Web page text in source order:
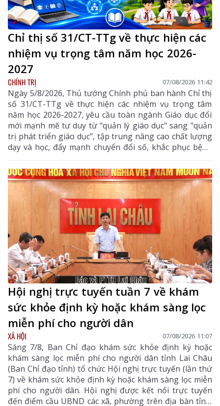
Chỉ thị số 31/CT-TTg về thực hiện các
nhiệm vụ trọng tâm năm học 2026-
2027
CHÍNH TRỊ 07/08/2026 11:42
Ngày 5/8/2026, Thủ tướng Chính phủ ban hành Chỉ thị
số 31/CT-TTg về thực hiện các nhiệm vụ trọng tâm
năm học 2026-2027, yêu cầu toàn ngành Giáo dục đổi
mới mạnh mẽ tư duy từ "quản lý giáo dục" sang "quản
trị phát triển giáo dục", tập trung nâng cao chất lượng
dạy và học, đẩy mạnh chuyển đổi số, khắc phục bệnh
thành tích, bảo đảm đủ giáo viên, trường lớp, cơ sở
vật chất và xây dựng môi trường giáo dục an toàn,
hiện đại, đáp ứng yêu cầu phát triển nguồn nhân lực
chất lượng cao.
Hội nghị trực tuyến tuần 7 về khám
sức khỏe định kỳ hoặc khám sàng lọc
miễn phí cho người dân
XÃ HỘI 07/08/2026 11:07
Sáng 7/8, Ban Chỉ đạo khám sức khỏe định kỳ hoặc
khám sàng lọc miễn phí cho người dân tỉnh Lai Châu
(Ban Chỉ đạo tỉnh) tổ chức Hội nghị trực tuyến (lần thứ
7) về khám sức khỏe định kỳ hoặc khám sàng lọc miễn
phí cho người dân. Hội nghị được kết nối trực tuyến
đến điểm cầu UBND các xã, phường trên địa bàn tỉnh.